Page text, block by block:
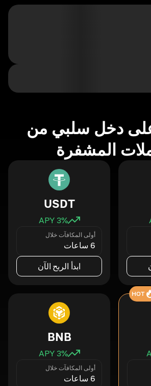
دخل سلبي من
المشفرة
USDT
3% APY
أولى المكافآت خلال
6 ساعات
ابدأ الربح الآن
HOT
BNB
3% APY
أولى المكافآت خلال
6 ساعات